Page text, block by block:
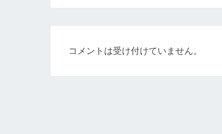
ゲ
ー
ン
コメントは受け付けていません。